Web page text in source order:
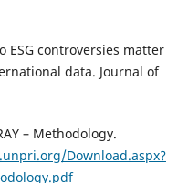
ESG controversies matter
data. Journal of
– Methodology.
Download.aspx?